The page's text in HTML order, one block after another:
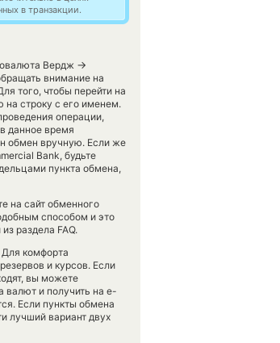
в транзакции.
Вердж →
внимание на
того, чтобы перейти на
на строку с его именем.
операции,
данное время
обмен вручную. Если же
Bank, будьте
пункта обмена,
на сайт обменного
способом и это
раздела FAQ.
комфорта
резервов и курсов. Если
вы можете
валют и получить на e-
Если пункты обмена
лучший вариант двух